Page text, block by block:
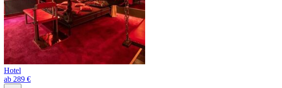
Hotel
ab 289 €